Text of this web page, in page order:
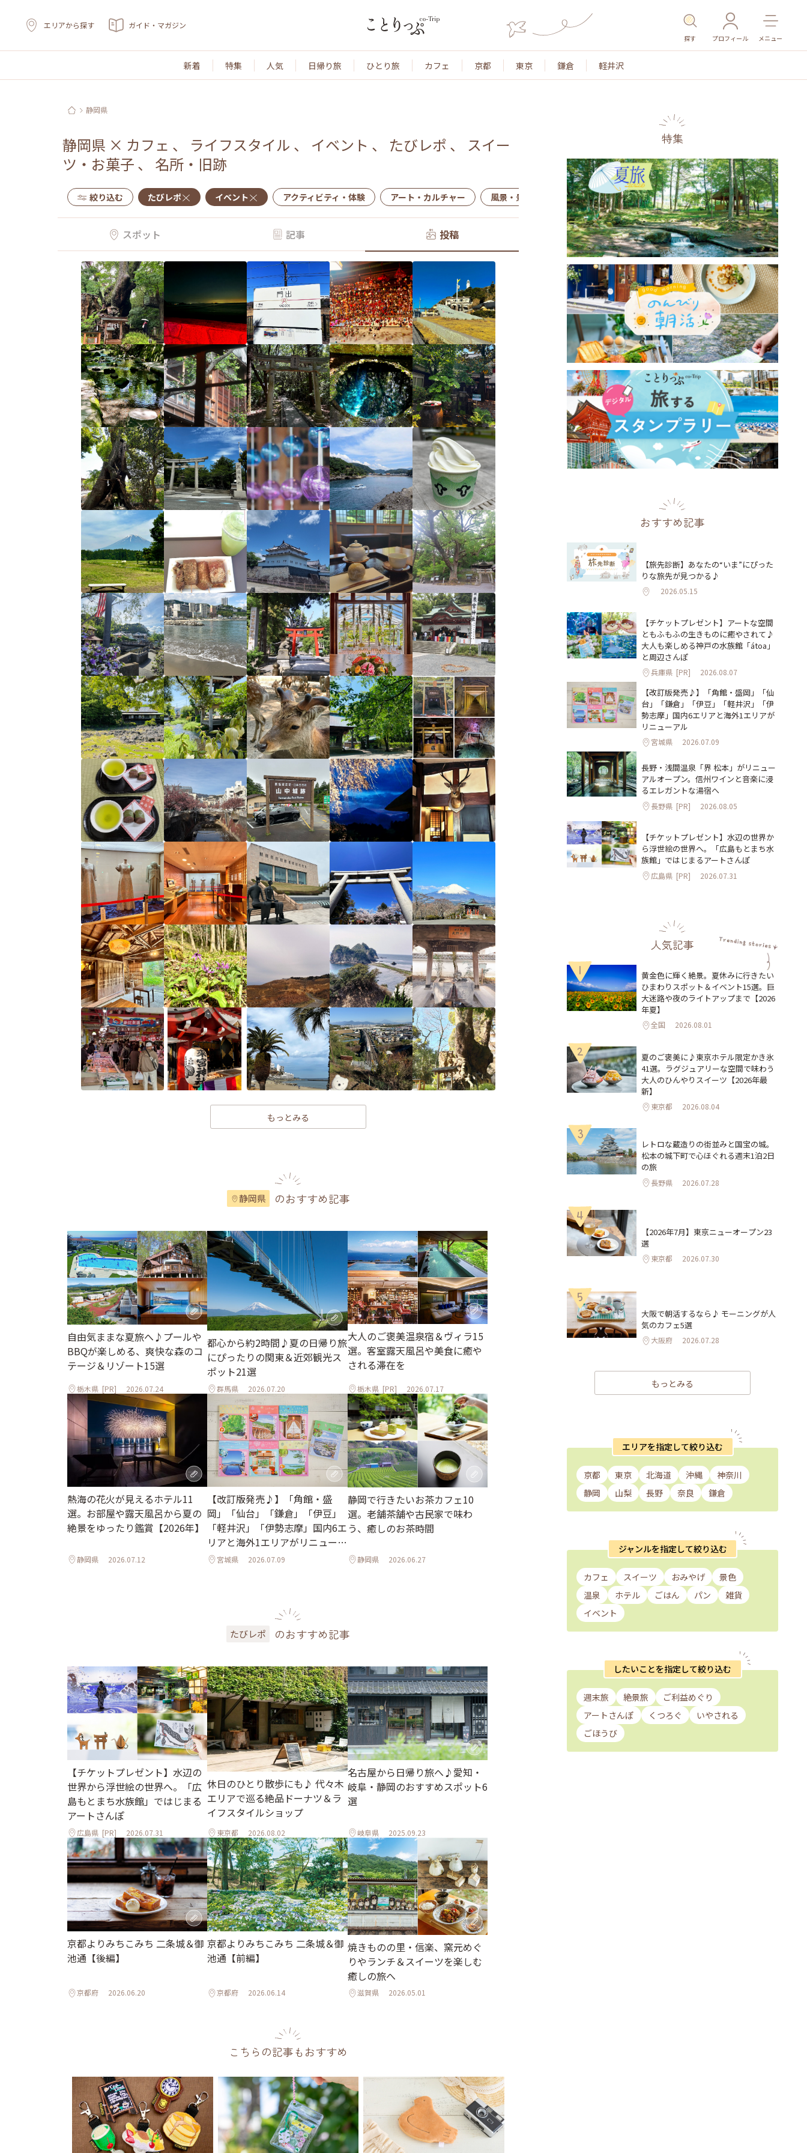
エリアから探す ガイド・マガジン
探す プロフィール メニュー
新着 特集 人気 日帰り旅 ひとり旅 カフェ 京都 東京 鎌倉 軽井沢
静岡県
静岡県 × カフェ 、 ライフスタイル 、 イベント 、 たびレポ 、 スイー
ツ・お菓子 、 名所・旧跡
絞り込む たびレポ イベント アクティビティ・体験 アート・カルチャー 風景・景色 名所・旧跡 温泉・スパ その他施設 ごはん
スポット 記事 投稿
もっとみる
静岡県 のおすすめ記事
自由気ままな夏旅へ♪プールや
BBQが楽しめる、爽快な森のコ
テージ＆リゾート15選
栃木県 [PR] 2026.07.24
都心から約2時間♪夏の日帰り旅
にぴったりの関東＆近郊観光ス
ポット21選
群馬県 2026.07.20
大人のご褒美温泉宿＆ヴィラ15
選。客室露天風呂や美食に癒や
される滞在を
栃木県[PR] 2026.07.17
熱海の花火が見えるホテル11
選。お部屋や露天風呂から夏の
絶景をゆったり鑑賞【2026年】
静岡県 2026.07.12
【改訂版発売♪】「角館・盛
岡」「仙台」「鎌倉」「伊豆」
「軽井沢」「伊勢志摩」国内6エ
リアと海外1エリアがリニューア
ル宮城県 2026.07.09
静岡で行きたいお茶カフェ10
選。老舗茶舗や古民家で味わ
う、癒しのお茶時間
静岡県 2026.06.27
たびレポ のおすすめ記事
【チケットプレゼント】水辺の
世界から浮世絵の世界へ。「広
島もとまち水族館」ではじまる
アートさんぽ
広島県 [PR] 2026.07.31
休日のひとり散歩にも♪ 代々木
エリアで巡る絶品ドーナツ＆ラ
イフスタイルショップ
東京都 2026.08.02
名古屋から日帰り旅へ♪愛知・
岐阜・静岡のおすすめスポット6
選
岐阜県 2025.09.23
京都よりみちこみち 二条城＆御
池通【後編】
京都府 2026.06.20
京都よりみちこみち 二条城＆御
池通【前編】
京都府 2026.06.14
焼きものの里・信楽、窯元めぐ
りやランチ＆スイーツを楽しむ
癒しの旅へ
滋賀県 2026.05.01
こちらの記事もおすすめ
特集
おすすめ記事
【旅先診断】あなたの“いま”にぴった
りな旅先が見つかる♪
2026.05.15
【チケットプレゼント】アートな空間
ともふもふの生きものに癒やされて♪
大人も楽しめる神戸の水族館「átoa」
と周辺さんぽ
兵庫県 [PR] 2026.08.07
【改訂版発売♪】「角館・盛岡」「仙
台」「鎌倉」「伊豆」「軽井沢」「伊
勢志摩」国内6エリアと海外1エリアが
リニューアル
宮城県 2026.07.09
長野・浅間温泉「界 松本」がリニュー
アルオープン。信州ワインと音楽に浸
るエレガントな湯宿へ
長野県 [PR] 2026.08.05
【チケットプレゼント】水辺の世界か
ら浮世絵の世界へ。「広島もとまち水
族館」ではじまるアートさんぽ
広島県 [PR] 2026.07.31
人気記事
1
黄金色に輝く絶景。夏休みに行きたい
ひまわりスポット＆イベント15選。巨
大迷路や夜のライトアップまで【2026
年夏】
全国 2026.08.01
2
夏のご褒美に♪東京ホテル限定かき氷
41選。ラグジュアリーな空間で味わう
大人のひんやりスイーツ【2026年最
新】
東京都 2026.08.04
3
レトロな蔵造りの街並みと国宝の城。
松本の城下町で心ほぐれる週末1泊2日
の旅
長野県 2026.07.28
4
【2026年7月】東京ニューオープン23
選
東京都 2026.07.30
5
大阪で朝活するなら♪ モーニングが人
気のカフェ5選
大阪府 2026.07.28
もっとみる
エリアを指定して絞り込む
京都 東京 北海道 沖縄
神奈川
静岡
山梨 長野 奈良 鎌倉
ジャンルを指定して絞り込む
カフェ スイーツ おみやげ
景色
温泉
ホテル ごはん パン
雑貨
イベント
したいことを指定して絞り込む
週末旅 絶景旅
ご利益めぐり
アートさんぽ
くつろぐ
いやされる
ごほうび